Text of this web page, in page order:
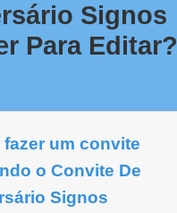
Signos
Para Editar?
fazer um convite
o Convite De
Signos